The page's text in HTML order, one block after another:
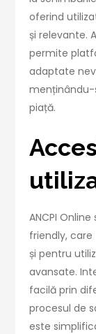
oferind
și relevante.
permite
adaptate
piață.
ANCPI
friendly,
și pentru
avansate.
facilă prin
procesul de
este